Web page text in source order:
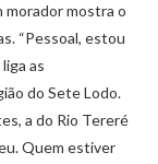
morador mostra o
“Pessoal, estou
as
do Sete Lodo.
a do Rio Tereré
Quem estiver